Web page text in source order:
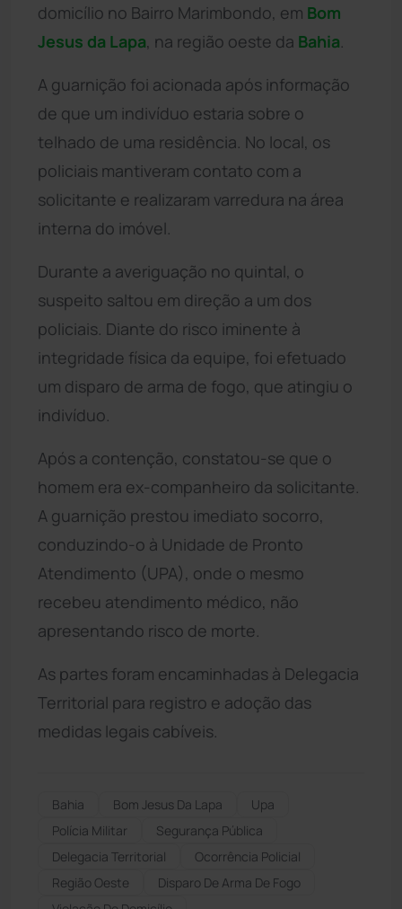
domicílio no Bairro Marimbondo, em Bom
Jesus da Lapa, na região oeste da Bahia
A guarnição foi acionada após informação
de que um indivíduo estaria sobre o
telhado de uma residência. No local, os
policiais mantiveram contato com a
solicitante e realizaram varredura na área
interna do imóvel.
Durante a averiguação no quintal, o
suspeito saltou em direção a um dos
policiais. Diante do risco iminente à
integridade física da equipe, foi efetuado
um disparo de arma de fogo, que atingiu o
indivíduo.
Após a contenção, constatou-se que o
homem era ex-companheiro da solicitante.
A guarnição prestou imediato socorro,
conduzindo-o à Unidade de Pronto
Atendimento (UPA), onde o mesmo
recebeu atendimento médico, não
apresentando risco de morte.
As partes foram encaminhadas à Delegacia
Territorial para registro e adoção das
medidas legais cabíveis.
Bahia Bom Jesus Da Lapa
Upa
Polícia Militar
Segurança Pública
Delegacia Territorial
Ocorrência Policial
Região Oeste
Disparo De Arma De Fogo